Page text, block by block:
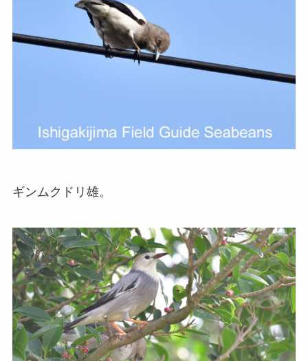
ギンムクドリ雄。